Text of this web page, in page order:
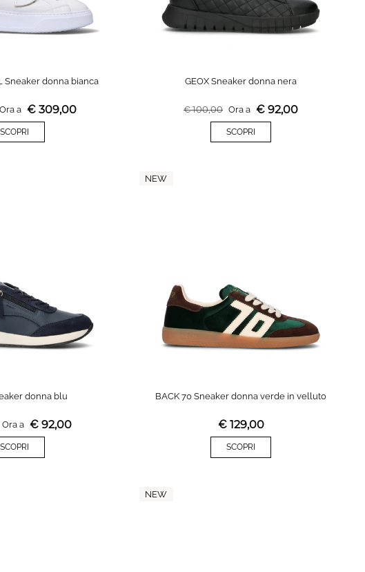
Sneaker donna bianca
Ora a € 309,00
SCOPRI
GEOX Sneaker donna nera
€100,00 Ora a € 92,00
SCOPRI
donna blu
Ora a € 92,00
SCOPRI
NEW
BACK 70 Sneaker donna verde in velluto
€ 129,00
SCOPRI
NEW